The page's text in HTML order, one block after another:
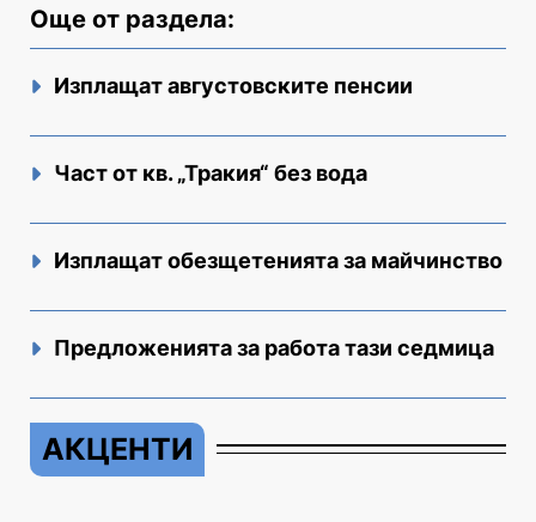
Още от раздела:
Изплащат августовските пенсии
Част от кв. „Тракия“ без вода
Изплащат обезщетенията за майчинство
Предложенията за работа тази седмица
АКЦЕНТИ